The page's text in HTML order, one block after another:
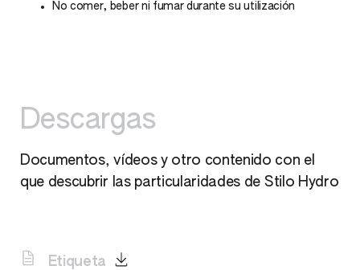
No comer, beber ni fumar durante su utilización
Descargas
Documentos, vídeos y otro contenido con el
que descubrir las particularidades de Stilo Hydro
Etiqueta